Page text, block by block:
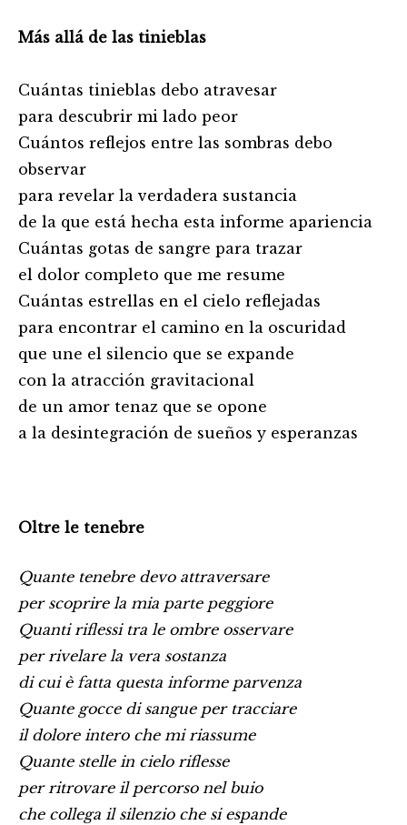
Más allá de las tinieblas
Cuántas tinieblas debo atravesar
para descubrir mi lado peor
Cuántos reflejos entre las sombras debo
observar
para revelar la verdadera sustancia
de la que está hecha esta informe apariencia
Cuántas gotas de sangre para trazar
el dolor completo que me resume
Cuántas estrellas en el cielo reflejadas
para encontrar el camino en la oscuridad
que une el silencio que se expande
con la atracción gravitacional
de un amor tenaz que se opone
a la desintegración de sueños y esperanzas
Oltre le tenebre
Quante tenebre devo attraversare
per scoprire la mia parte peggiore
Quanti riflessi tra le ombre osservare
per rivelare la vera sostanza
di cui è fatta questa informe parvenza
Quante gocce di sangue per tracciare
il dolore intero che mi riassume
Quante stelle in cielo riflesse
per ritrovare il percorso nel buio
che collega il silenzio che si espande